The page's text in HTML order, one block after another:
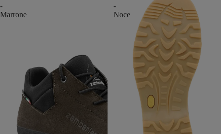
-
Marrone
-
Noce